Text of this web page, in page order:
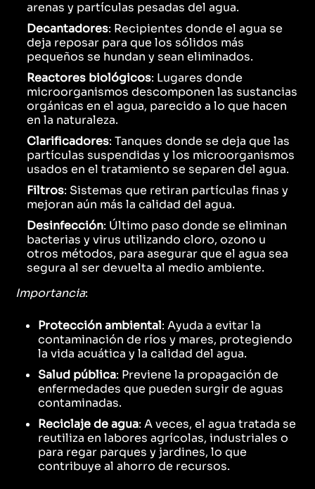
arenas y partículas pesadas del agua.
Decantadores: Recipientes donde el agua se
deja reposar para que los sólidos más
pequeños se hundan y sean eliminados.
Reactores biológicos: Lugares donde
microorganismos descomponen las sustancias
orgánicas en el agua, parecido a lo que hacen
en la naturaleza.
Clarificadores: Tanques donde se deja que las
partículas suspendidas y los microorganismos
usados en el tratamiento se separen del agua.
Filtros: Sistemas que retiran partículas finas y
mejoran aún más la calidad del agua.
Desinfección: Último paso donde se eliminan
bacterias y virus utilizando cloro, ozono u
otros métodos, para asegurar que el agua sea
segura al ser devuelta al medio ambiente.
Importancia:
Protección ambiental: Ayuda a evitar la
contaminación de ríos y mares, protegiendo
la vida acuática y la calidad del agua.
Salud pública: Previene la propagación de
enfermedades que pueden surgir de aguas
contaminadas.
Reciclaje de agua: A veces, el agua tratada se
reutiliza en labores agrícolas, industriales o
para regar parques y jardines, lo que
contribuye al ahorro de recursos.